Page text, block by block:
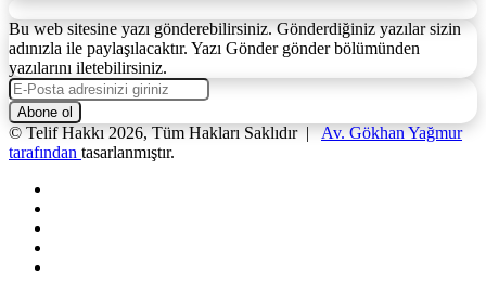
Bu web sitesine yazı gönderebilirsiniz. Gönderdiğiniz yazılar sizin
adınızla ile paylaşılacaktır. Yazı Gönder gönder bölümünden
yazılarını iletebilirsiniz.
E-
Posta
adresinizi
giriniz
© Telif Hakkı 2026, Tüm Hakları Saklıdır |Av. Gökhan Yağmur
tarafından tasarlanmıştır.